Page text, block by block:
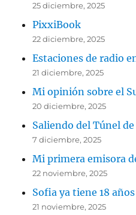
25 diciembre, 2025
PixxiBook
22 diciembre, 2025
Estaciones de radio
21 diciembre, 2025
Mi opinión sobre el
20 diciembre, 2025
Saliendo del Túnel
7 diciembre, 2025
Mi primera emisora
22 noviembre, 2025
Sofia ya tiene 18 años
21 noviembre, 2025